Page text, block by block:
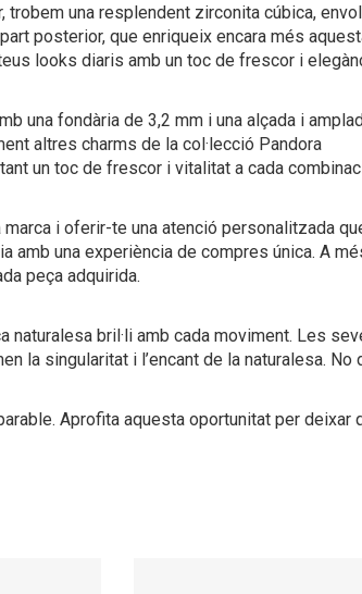
una resplendent zirconita cúbica,
posterior, que enriqueix encara més
looks diaris amb un toc de frescor i
una fondària de 3,2 mm i una alçada i
altres charms de la col·lecció Pandora
un toc de frescor i vitalitat a cada
i oferir-te una atenció personalitzada
amb una experiència de compres única. A
peça adquirida.
naturalesa bril·li amb cada moviment. Les
la singularitat i l’encant de la naturalesa. No
Aprofita aquesta oportunitat per deixar